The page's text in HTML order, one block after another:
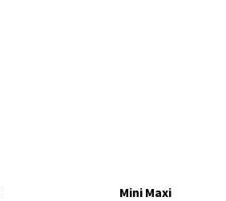
Mini Maxi